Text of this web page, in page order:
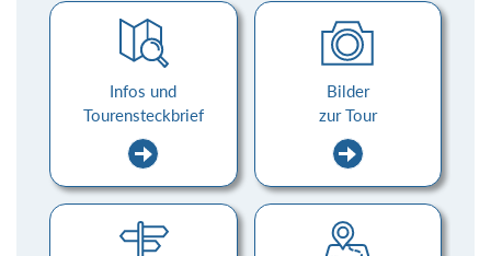
Infos und
Tourensteckbrief
Bilder
zur Tour